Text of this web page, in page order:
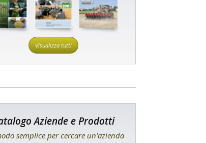
Visualizza tutti
Aziende e Prodotti
semplice per cercare un'azienda